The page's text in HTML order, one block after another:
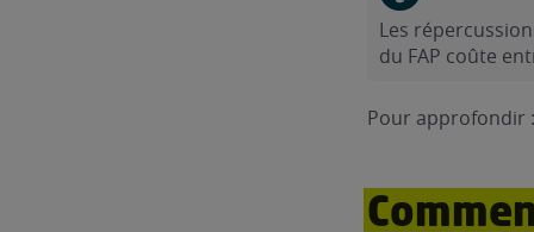
Les
du FAP coûte
Pour approfondir :